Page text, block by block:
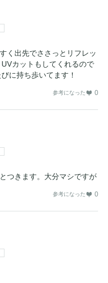
く出先でささっとリフレッ
カットもしてくれるので
に持ち歩いてます！
参考になった 0
つきます。大分マシですが
参考になった 0